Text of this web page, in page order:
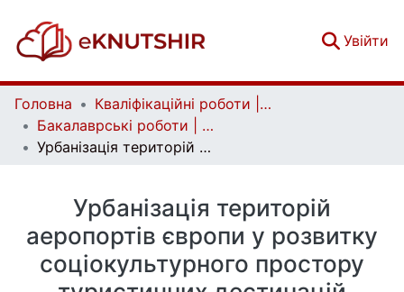
Увійти
Головна
Кваліфікаційні роботи | Qualifying works
Бакалаврські роботи | Bachelor theses
Урбанізація територій аеропортів європи у розвитку соціокультурного простору туристичних дестинацій
Урбанізація територій
аеропортів європи у розвитку
соціокультурного простору